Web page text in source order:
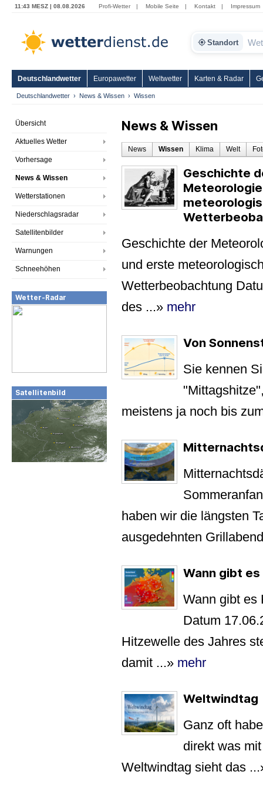
11:43 MESZ | 08.08.2026 Profi-Wetter | Mobile Seite | Kontakt | Impressum
Standort
Deutschlandwetter Europawetter Weltwetter Karten & Radar
Deutschlandwetter News & Wissen Wissen
Übersicht
Aktuelles Wetter
Vorhersage
News & Wissen
Wetterstationen
Niederschlagsradar
Satellitenbilder
Warnungen
Schneehöhen
Wetter-Radar
Satellitenbild
News & Wissen
News Wissen Klima Welt
Geschichte
Geschichte der
und erste
Wetterbeobachtung
des ...» mehr
Von
Sie kennen
meistens ja noch bis
haben wir die längsten
ausgedehnten
Wann gibt
Wann gibt es
Datum
Hitzewelle des Jahres
damit ...» mehr
Weltwindtag
Ganz oft
direkt was
Weltwindtag sieht das ...